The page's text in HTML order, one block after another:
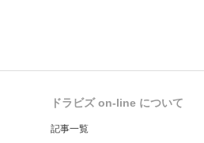
ドラビズ on-line について
記事一覧